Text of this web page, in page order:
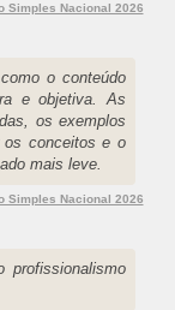
Simples Nacional 2026
o conteúdo
e objetiva. As
os exemplos
os conceitos e o
mais leve.
Simples Nacional 2026
profissionalismo